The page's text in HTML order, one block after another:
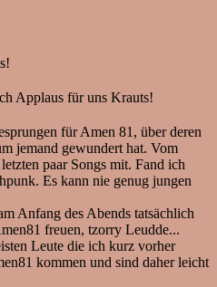
Applaus für uns Krauts!
für Amen 81, über deren
jemand gewundert hat. Vom
paar Songs mit. Fand ich
Es kann nie genug jungen
Anfang des Abends tatsächlich
freuen, tzorry Leudde...
Leute die ich kurz vorher
kommen und sind daher leicht